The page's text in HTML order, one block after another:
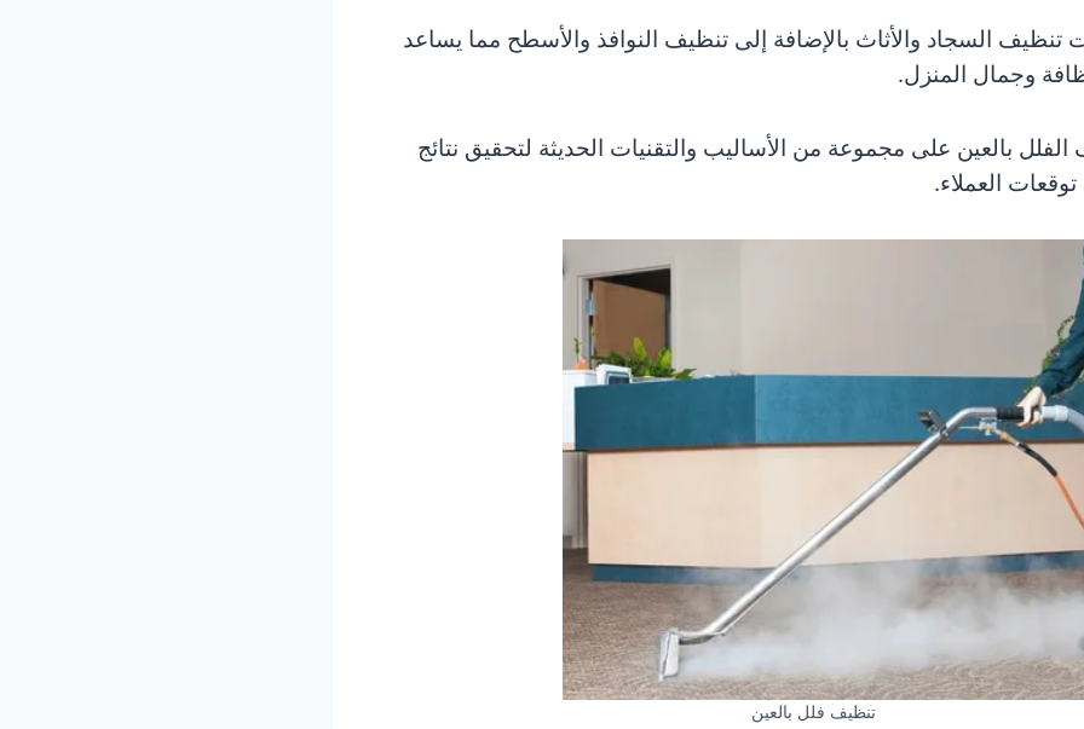
السجاد والأثاث بالإضافة إلى تنظيف النوافذ والأسطح مما يساعد
وجمال المنزل.
بالعين على مجموعة من الأساليب والتقنيات الحديثة لتحقيق نتائج
العملاء.
تنظيف فلل بالعين